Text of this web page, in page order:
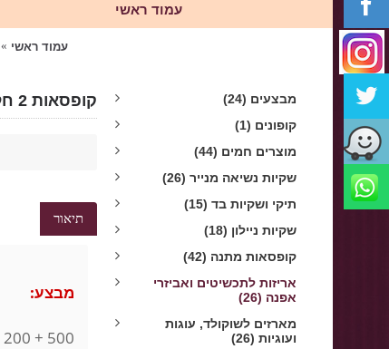
עמוד ראשי
עמוד ראשי
מבצעים (24)
קופונים (1)
מוצרים חמים (44)
שקיות נשיאה מנייר (26)
תיקי ושקיות בד (15)
שקיות ניילון (18)
קופסאות מתנה (42)
אריזות לתכשיטים ואביזרי
אפנה (26)
מארזים לשוקולד, עוגות
ועוגיות (26)
קופסאות 2 חלקים מתקפלות 9/9 גובה 4 ס"מ זהב מט - מוזל !!!
תיאור
מבצע:
500 + 200